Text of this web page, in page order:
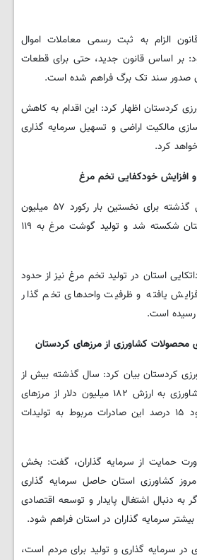
الزام به ثبت رسمی معاملات اموال
بر اساس قانون جدید، حتی برای قطعات
صدور سند تک برگ فراهم شده است.
کردستان اظهار کرد: این اقدام به کاهش
مالکیت اراضی و تسهیل سرمایه گذاری
کرد.
افزایش خودکفایی تخم مرغ
نقشبندی ادامه داد: سال گذشته برای نخستین بار رکورد ۵۷ میلیون
قطعه جوجه ریزی در استان شکسته شد و تولید گوشت مرغ به ۱۱۹
استان در تولید تخم مرغ نیز از حدود
۵۰ درصد افزایش یافته و ظرفیت واحدهای تخم گذار
محصولات کشاورزی از مرزهای کردستان
کردستان بیان کرد: سال گذشته بیش از
۴۸۷ هزار تن محصول کشاورزی به ارزش ۱۸۲ میلیون دلار از مرزهای
استان صادر شد که حدود ۱۵ درصد این صادرات مربوط به تولیدات
حمایت از سرمایه گذاران، گفت: بخش
کشاورزی استان حاصل سرمایه گذاری
دنبال اشتغال پایدار و توسعه اقتصادی
سرمایه گذاران در استان فراهم شود.
در سرمایه گذاری و تولید برای مردم است،